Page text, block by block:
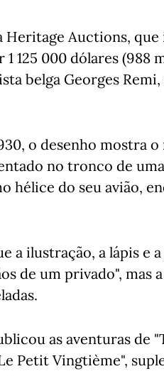
Auctions, que
1 125 000 dólares (988
belga Georges
o desenho mostra
no tronco de
hélice do seu avião,
a ilustração, a lápis e
de um privado",
as aventuras de
Petit Vingtième",